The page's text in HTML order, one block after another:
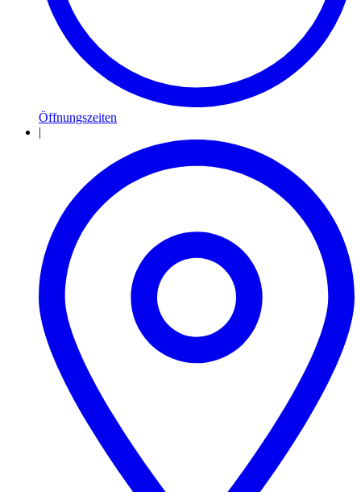
Öffnungszeiten
|